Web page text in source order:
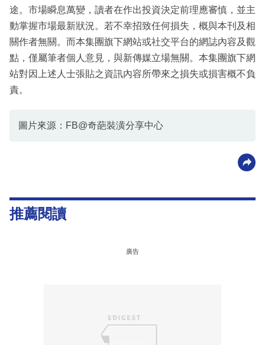
途。市場瞬息萬變，讀者在作出投資決定前理應審慎，並主
動掌握市場最新狀況。若不幸招致任何損失，概與本刊及相
關作者無關。而本集團旗下網站或社交平台的網誌內容及觀
點，僅屬筆者個人意見，與新傳媒立場無關。本集團旗下網
站對因上述人士張貼之資訊內容所帶來之損失或損害概不負
責。
圖片來源：FB@奇葩裝潢分享中心
推薦閱讀
廣告